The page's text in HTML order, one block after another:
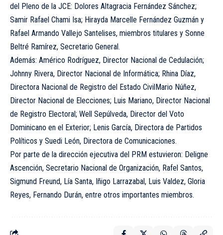
del Pleno de la JCE: Dolores Altagracia Fernández Sánchez;
Samir Rafael Chami Isa; Hirayda Marcelle Fernández Guzmán y
Rafael Armando Vallejo Santelises, miembros titulares y Sonne
Beltré Ramírez, Secretario General.
Además: Américo Rodríguez, Director Nacional de Cedulación;
Johnny Rivera, Director Nacional de Informática; Rhina Díaz,
Directora Nacional de Registro del Estado CivilMario Núñez,
Director Nacional de Elecciones; Luis Mariano, Director Nacional
de Registro Electoral; Well Sepúlveda, Director del Voto
Dominicano en el Exterior; Lenis García, Directora de Partidos
Políticos y Suedi León, Directora de Comunicaciones.
Por parte de la dirección ejecutiva del PRM estuvieron: Deligne
Ascención, Secretario Nacional de Organización, Rafel Santos,
Sigmund Freund, Lía Santa, Iñigo Larrazabal, Luis Valdez, Gloria
Reyes, Fernando Durán, entre otros importantes miembros.